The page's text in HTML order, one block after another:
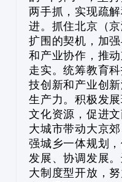
两手抓，实现疏
进。抓住北京（
扩围的契机，加
和产业协作，推
走实。统筹教育
技创新和产业创
生产力。积极发
文化资源，促进
大城市带动大京
强城乡一体规划
发展、协调发展
大制度型开放，